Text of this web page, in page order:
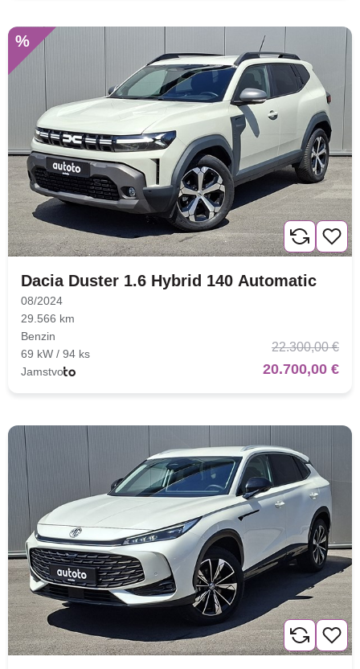
%
Dacia Duster 1.6 Hybrid 140 Automatic
08/2024
29.566 km
Benzin
69 kW / 94 ks
Jamstvo
22.300,00 €
20.700,00 €